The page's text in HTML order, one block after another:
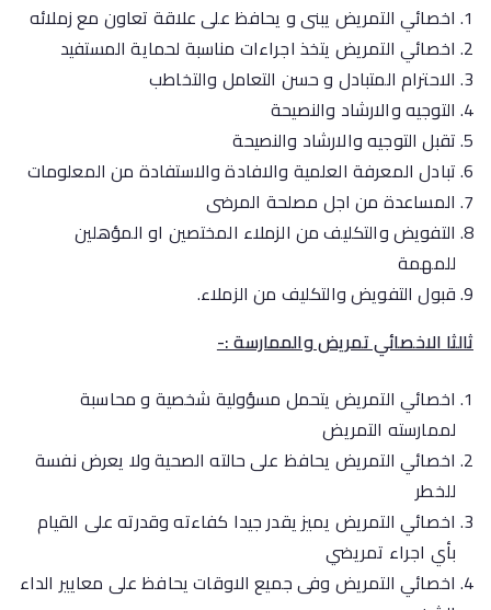
اخصائي التمريض يبنى و يحافظ على علاقة تعاون مع زملائه
اخصائي التمريض يتخذ اجراءات مناسبة لحماية المستفيد
الاحترام المتبادل و حسن التعامل والتخاطب
التوجيه والارشاد والنصيحة
تقبل التوجيه والارشاد والنصيحة
تبادل المعرفة العلمية والافادة والاستفادة من المعلومات
المساعدة من اجل مصلحة المرضى
التفويض والتكليف من الزملاء المختصين او المؤهلين
للمهمة
قبول التفويض والتكليف من الزملاء.
ثالثا الاخصائي تمريض والممارسة :-
اخصائي التمريض يتحمل مسؤولية شخصية و محاسبة
لممارسته التمريض
اخصائي التمريض يحافظ على حالته الصحية ولا يعرض نفسة
للخطر
اخصائي التمريض يميز يقدر جيدا كفاءته وقدرته على القيام
بأي اجراء تمريضي
اخصائي التمريض وفى جميع الاوقات يحافظ على معايير الداء